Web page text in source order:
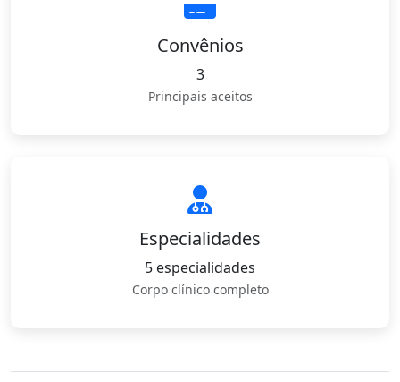
Convênios
3
Principais aceitos
Especialidades
5 especialidades
Corpo clínico completo